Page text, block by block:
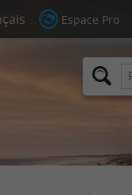
Espace Pro